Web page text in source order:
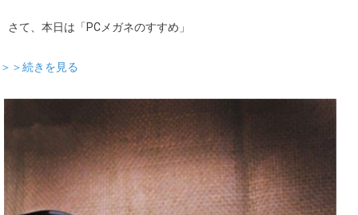
さて、本日は「PCメガネのすすめ」
＞＞続きを見る